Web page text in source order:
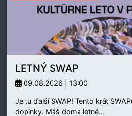
LETNÝ SWAP
09.08.2026 | 13:00
Je tu ďalší SWAP! Tento krát
doplnky. Máš doma letné…